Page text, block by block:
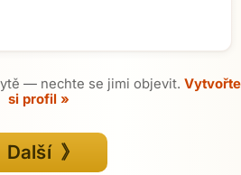
— nechte se jimi objevit. Vytvořte
si profil »
Další 》